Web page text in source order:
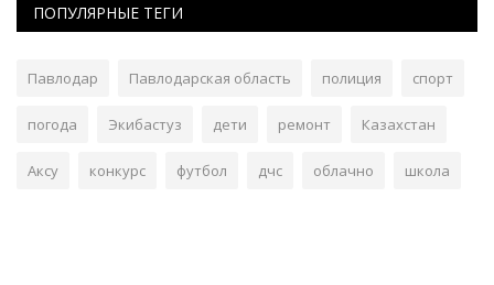
ПОПУЛЯРНЫЕ ТЕГИ
Павлодар Павлодарская область полиция спорт
погода Экибастуз дети ремонт Казахстан
Аксу конкурс футбол дчс облачно школа